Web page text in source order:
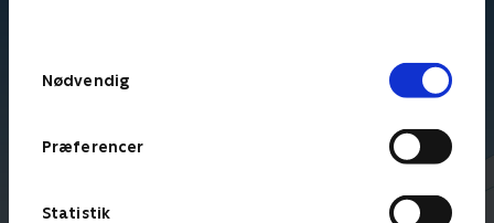
Nødvendig
Præferencer
Statistik